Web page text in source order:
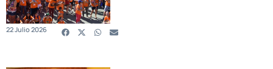
22 Julio 2026